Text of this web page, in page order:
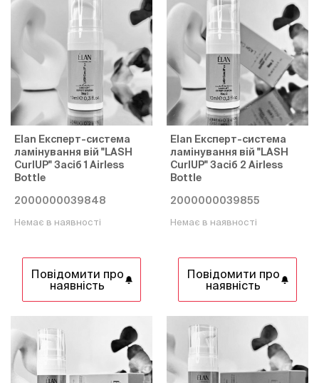
Elan Експерт-система
ламінування вій "LASH
CurlUP" Засіб 1 Airless
Bottle
2000000039848
Немає в наявності
Повідомити про
наявність
Elan Експерт-система
ламінування вій "LASH
CurlUP" Засіб 2 Airless
Bottle
2000000039855
Немає в наявності
Повідомити про
наявність